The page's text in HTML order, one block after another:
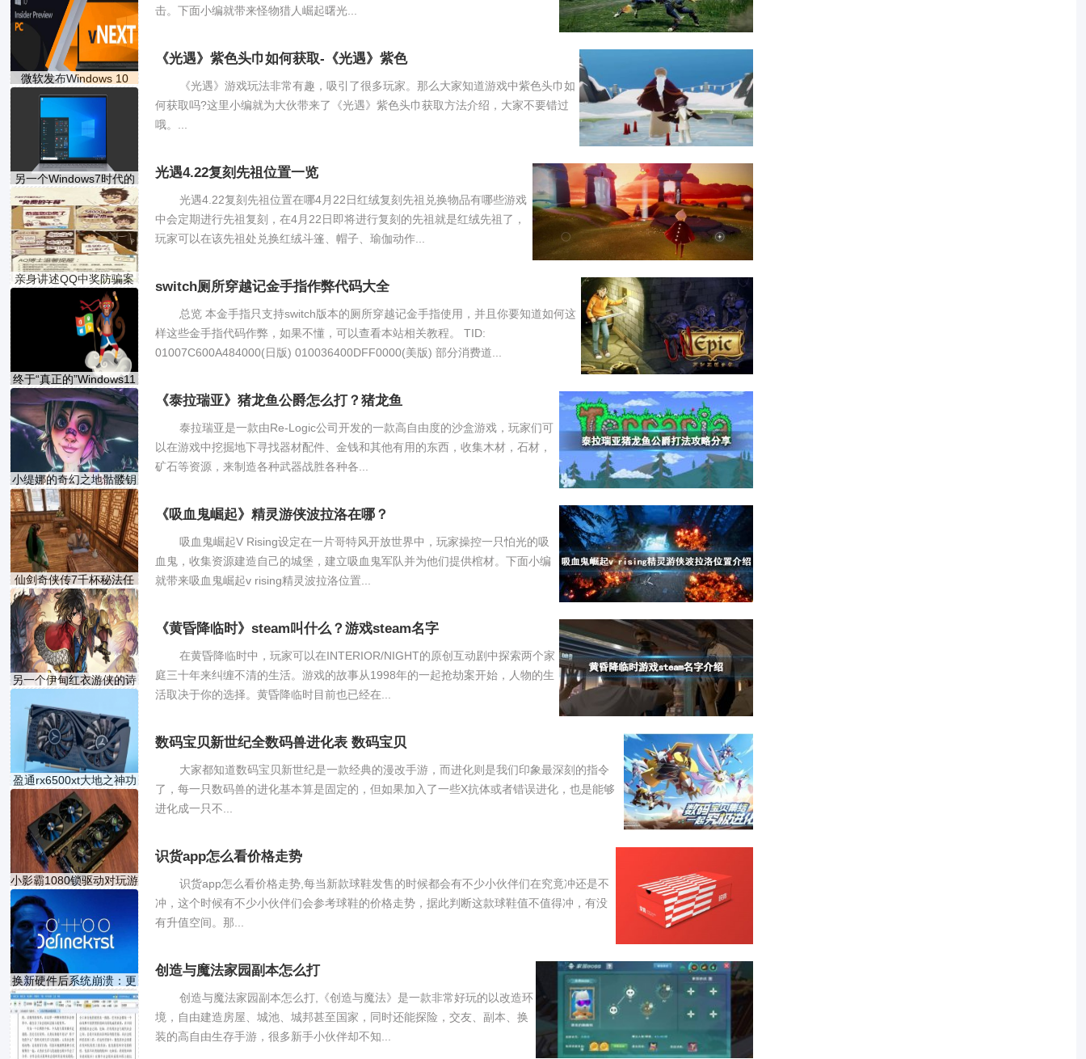
微软发布Windows 10
build 20
另一个Windows7时代的
亲身讲述QQ中奖防骗案
终于“真正的”Windows11
小缇娜的奇幻之地骷髅钥
仙剑奇侠传7千杯秘法任
务
另一个伊甸红衣游侠的诗
盈通rx6500xt大地之神功
耗
小影霸1080锁驱动对玩游
换新硬件后系统崩溃：更
击。下面小编就带来怪物猎人崛起曙光...
《光遇》紫色头巾如何获取-《光遇》紫色
《光遇》游戏玩法非常有趣，吸引了很多玩家。那么大家知道游戏中紫色头巾如
何获取吗?这里小编就为大伙带来了《光遇》紫色头巾获取方法介绍，大家不要错过
哦。...
光遇4.22复刻先祖位置一览
光遇4.22复刻先祖位置在哪4月22日红绒复刻先祖兑换物品有哪些游戏
中会定期进行先祖复刻，在4月22日即将进行复刻的先祖就是红绒先祖了，
玩家可以在该先祖处兑换红绒斗篷、帽子、瑜伽动作...
switch厕所穿越记金手指作弊代码大全
总览 本金手指只支持switch版本的厕所穿越记金手指使用，并且你要知道如何这
样这些金手指代码作弊，如果不懂，可以查看本站相关教程。 TID:
01007C600A484000(日版) 010036400DFF0000(美版) 部分消费道...
《泰拉瑞亚》猪龙鱼公爵怎么打？猪龙鱼
泰拉瑞亚是一款由Re-Logic公司开发的一款高自由度的沙盒游戏，玩家们可
以在游戏中挖掘地下寻找器材配件、金钱和其他有用的东西，收集木材，石材，
矿石等资源，来制造各种武器战胜各种各...
《吸血鬼崛起》精灵游侠波拉洛在哪？
吸血鬼崛起V Rising设定在一片哥特风开放世界中，玩家操控一只怕光的吸
血鬼，收集资源建造自己的城堡，建立吸血鬼军队并为他们提供棺材。下面小编
就带来吸血鬼崛起v rising精灵波拉洛位置...
《黄昏降临时》steam叫什么？游戏steam名字
在黄昏降临时中，玩家可以在INTERIOR/NIGHT的原创互动剧中探索两个家
庭三十年来纠缠不清的生活。游戏的故事从1998年的一起抢劫案开始，人物的生
活取决于你的选择。黄昏降临时目前也已经在...
数码宝贝新世纪全数码兽进化表 数码宝贝
大家都知道数码宝贝新世纪是一款经典的漫改手游，而进化则是我们印象最深刻的指令
了，每一只数码兽的进化基本算是固定的，但如果加入了一些X抗体或者错误进化，也是能够
进化成一只不...
识货app怎么看价格走势
识货app怎么看价格走势,每当新款球鞋发售的时候都会有不少小伙伴们在究竟冲还是不
冲，这个时候有不少小伙伴们会参考球鞋的价格走势，据此判断这款球鞋值不值得冲，有没
有升值空间。那...
创造与魔法家园副本怎么打
创造与魔法家园副本怎么打,《创造与魔法》是一款非常好玩的以改造环
境，自由建造房屋、城池、城邦甚至国家，同时还能探险，交友、副本、换
装的高自由生存手游，很多新手小伙伴却不知...